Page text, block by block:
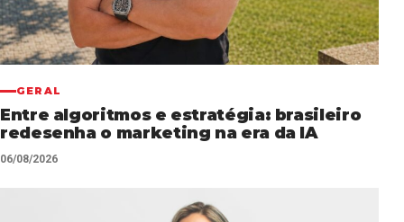
GERAL
Entre algoritmos e estratégia: brasileiro
redesenha o marketing na era da IA
06/08/2026